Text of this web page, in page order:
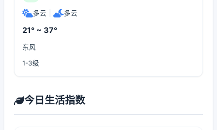
多云 多云
21° ~ 37°
东风
1-3级
今日生活指数